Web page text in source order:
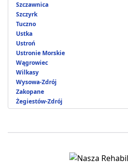
Szczawnica
Szczyrk
Tuczno
Ustka
Ustroń
Ustronie Morskie
Wągrowiec
Wilkasy
Wysowa-Zdrój
Zakopane
Żegiestów-Zdrój